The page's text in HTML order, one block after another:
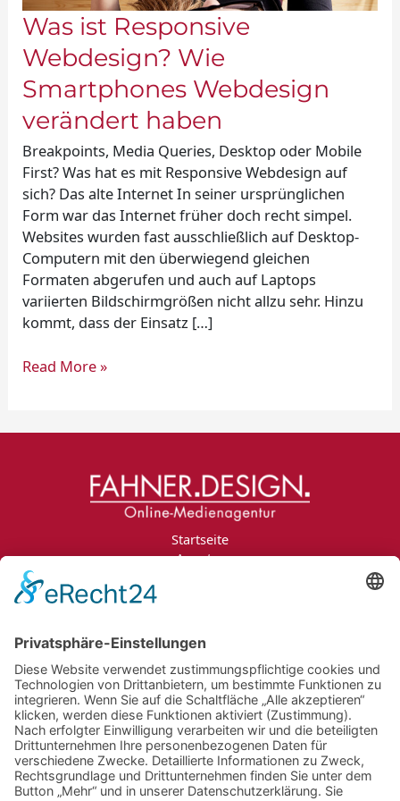
Was ist Responsive
Webdesign? Wie
Smartphones Webdesign
verändert haben
Breakpoints, Media Queries, Desktop oder Mobile
First? Was hat es mit Responsive Webdesign auf
sich? Das alte Internet In seiner ursprünglichen
Form war das Internet früher doch recht simpel.
Websites wurden fast ausschließlich auf Desktop-
Computern mit den überwiegend gleichen
Formaten abgerufen und auch auf Laptops
variierten Bildschirmgrößen nicht allzu sehr. Hinzu
kommt, dass der Einsatz […]
Read More »
Startseite
Agentur
Blog
Kontakt
Impressum
Datenschutzerklärung
Informationspflichten
Newsletter
Jobs
Bildnachweise